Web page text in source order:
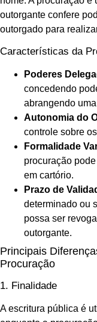
outorgante confere
outorgado para
Características da
Poderes
concedendo
abrangendo
Autonomia do
controle sobre
Formalidade
procuração
em cartório.
Prazo de
determinado ou
possa ser
outorgante.
Principais
Procuração
1. Finalidade
A escritura pública é